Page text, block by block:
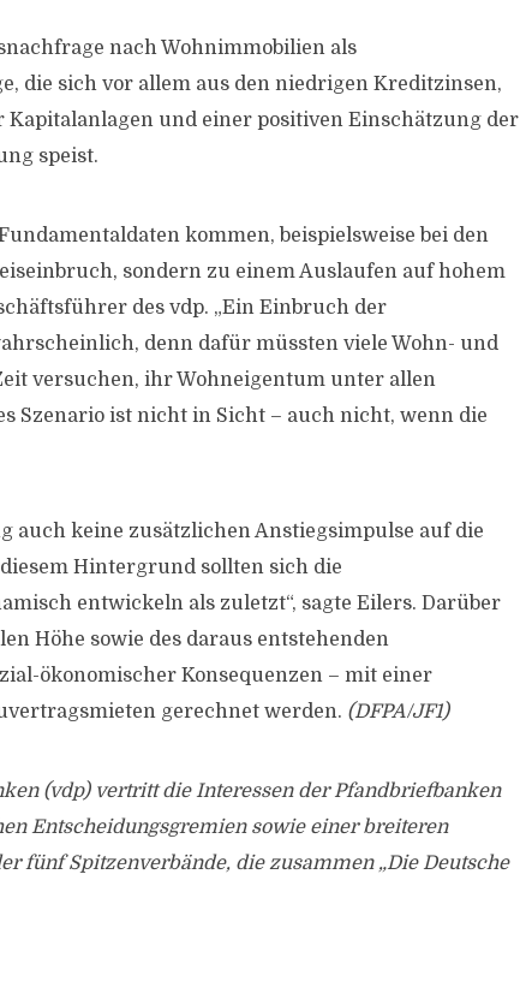
nach Wohnimmobilien als
die sich vor allem aus den niedrigen Kreditzinsen,
und einer positiven Einschätzung der
speist.
kommen, beispielsweise bei den
sondern zu einem Auslaufen auf hohem
des vdp. „Ein Einbruch der
denn dafür müssten viele Wohn- und
versuchen, ihr Wohneigentum unter allen
Szenario ist nicht in Sicht – auch nicht, wenn die
auch keine zusätzlichen Anstiegsimpulse auf die
Hintergrund sollten sich die
entwickeln als zuletzt“, sagte Eilers. Darüber
Höhe sowie des daraus entstehenden
ökonomischer Konsequenzen – mit einer
gerechnet werden. (DFPA/JF1)
(vdp) vertritt die Interessen der Pfandbriefbanken
Entscheidungsgremien sowie einer breiteren
fünf Spitzenverbände, die zusammen „Die Deutsche